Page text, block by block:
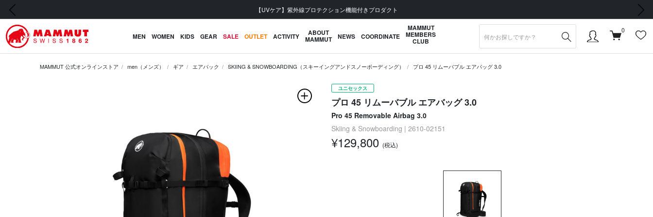
会員登録で【5,500円 (税込) 以上 送料無料】
前の画像 次の画像
MEN WOMEN KIDS GEAR SALE OUTLET ACTIVITY ABOUT
MAMMUT NEWS COORDINATE
MAMMUT
MEMBERS
CLUB
0
MAMMUT 公式オンラインストア men（メンズ） ギア エアバック SKIING & SNOWBOARDING（スキーイングアンドスノーボーディング） プロ 45 リムーバブル エアバッグ 3.0
ユニセックス
プロ 45 リムーバブル エアバッグ 3.0
Pro 45 Removable Airbag 3.0
Skiing & Snowboarding | 2610-02151
¥129,800 (税込)